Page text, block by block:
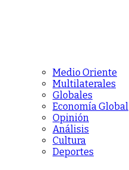
Medio Oriente
Multilaterales
Globales
Economía Global
Opinión
Análisis
Cultura
Deportes